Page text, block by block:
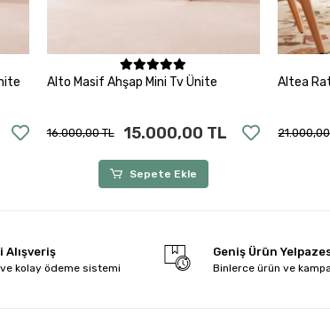
Sepete Ekle
Alto Masif Ahşap Mini Tv Ünite
16.000,00 TL 15.000,00 TL
Sepete Ekle
Altea
Alışveriş
kolay ödeme sistemi
Geniş Ürün
Binlerce ürün ve